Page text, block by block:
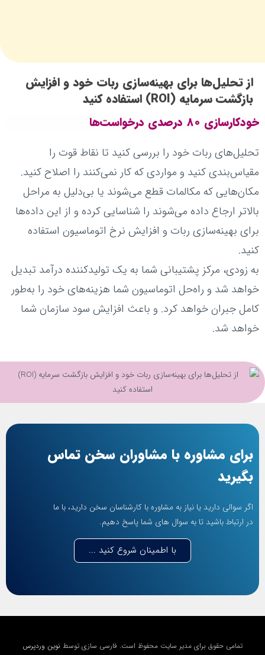
از تحلیل‌ها برای بهینه‌سازی ربات خود و افزایش
بازگشت سرمایه (ROI) استفاده کنید
خودکارسازی 80 درصدی درخواست‌ها
تحلیل‌های ربات خود را بررسی کنید تا نقاط قوت را
مقیاس‌بندی کنید و مواردی که کار نمی‌کنند را اصلاح کنید.
مکان‌هایی که مکالمات قطع می‌شوند یا بی‌دلیل به مراحل
بالاتر ارجاع داده می‌شوند را شناسایی کرده و از این داده‌ها
برای بهینه‌سازی ربات و افزایش نرخ اتوماسیون استفاده
کنید.
به زودی، مرکز پشتیبانی شما به یک تولیدکننده درآمد تبدیل
خواهد شد و راه‌حل اتوماسیون شما هزینه‌های خود را به‌طور
کامل جبران خواهد کرد. و باعث افزایش سود سازمان شما
خواهد شد.
برای مشاوره با مشاوران سخن تماس
بگیرید
اگر سوالی دارید یا نیاز به مشاوره با کارشناسان سخن دارید، با ما
در ارتباط باشید تا به سوال های شما پاسخ دهیم.
با اطمینان شروع کنید ...
تمامی حقوق برای مدیر سایت محفوظ است. فارسی سازی توسط نوین وردپرس